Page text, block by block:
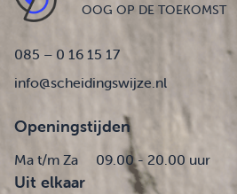
OOG OP DE TOEKOMST
085 – 0 16 15 17
info@scheidingswijze.nl
Openingstijden
Ma t/m Za 09.00 - 20.00 uur
Uit elkaar